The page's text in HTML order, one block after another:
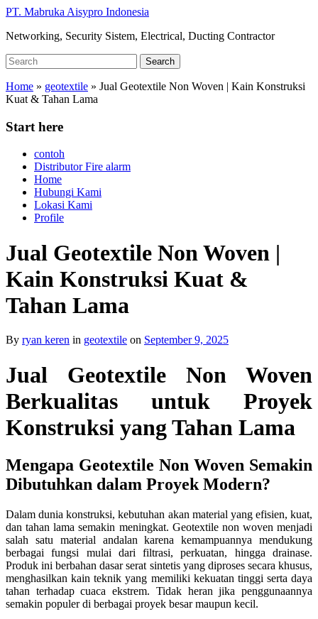
Skip
main
PT. Mabruka Aisypro Indonesia
Networking, Security Sistem, Electrical, Ducting Contractor
Search
for:
Search
Home » geotextile » Jual Geotextile Non Woven | Kain Konstruksi
Kuat & Tahan Lama
Start here
contoh
Distributor Fire alarm
Home
Hubungi Kami
Lokasi Kami
Profile
Jual Geotextile Non Woven |
Kain Konstruksi Kuat &
Tahan Lama
By ryan keren in geotextile on September 9, 2025
Jual Geotextile Non Woven
Berkualitas untuk Proyek
Konstruksi yang Tahan Lama
Mengapa Geotextile Non Woven Semakin
Dibutuhkan dalam Proyek Modern?
Dalam dunia konstruksi, kebutuhan akan material yang efisien, kuat,
dan tahan lama semakin meningkat. Geotextile non woven menjadi
salah satu material andalan karena kemampuannya mendukung
berbagai fungsi mulai dari filtrasi, perkuatan, hingga drainase.
Produk ini berbahan dasar serat sintetis yang diproses secara khusus,
menghasilkan kain teknik yang memiliki kekuatan tinggi serta daya
tahan terhadap cuaca ekstrem. Tidak heran jika penggunaannya
semakin populer di berbagai proyek besar maupun kecil.